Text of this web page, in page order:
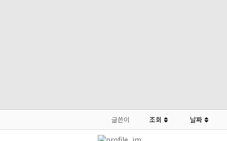
글쓴이 조회 날짜